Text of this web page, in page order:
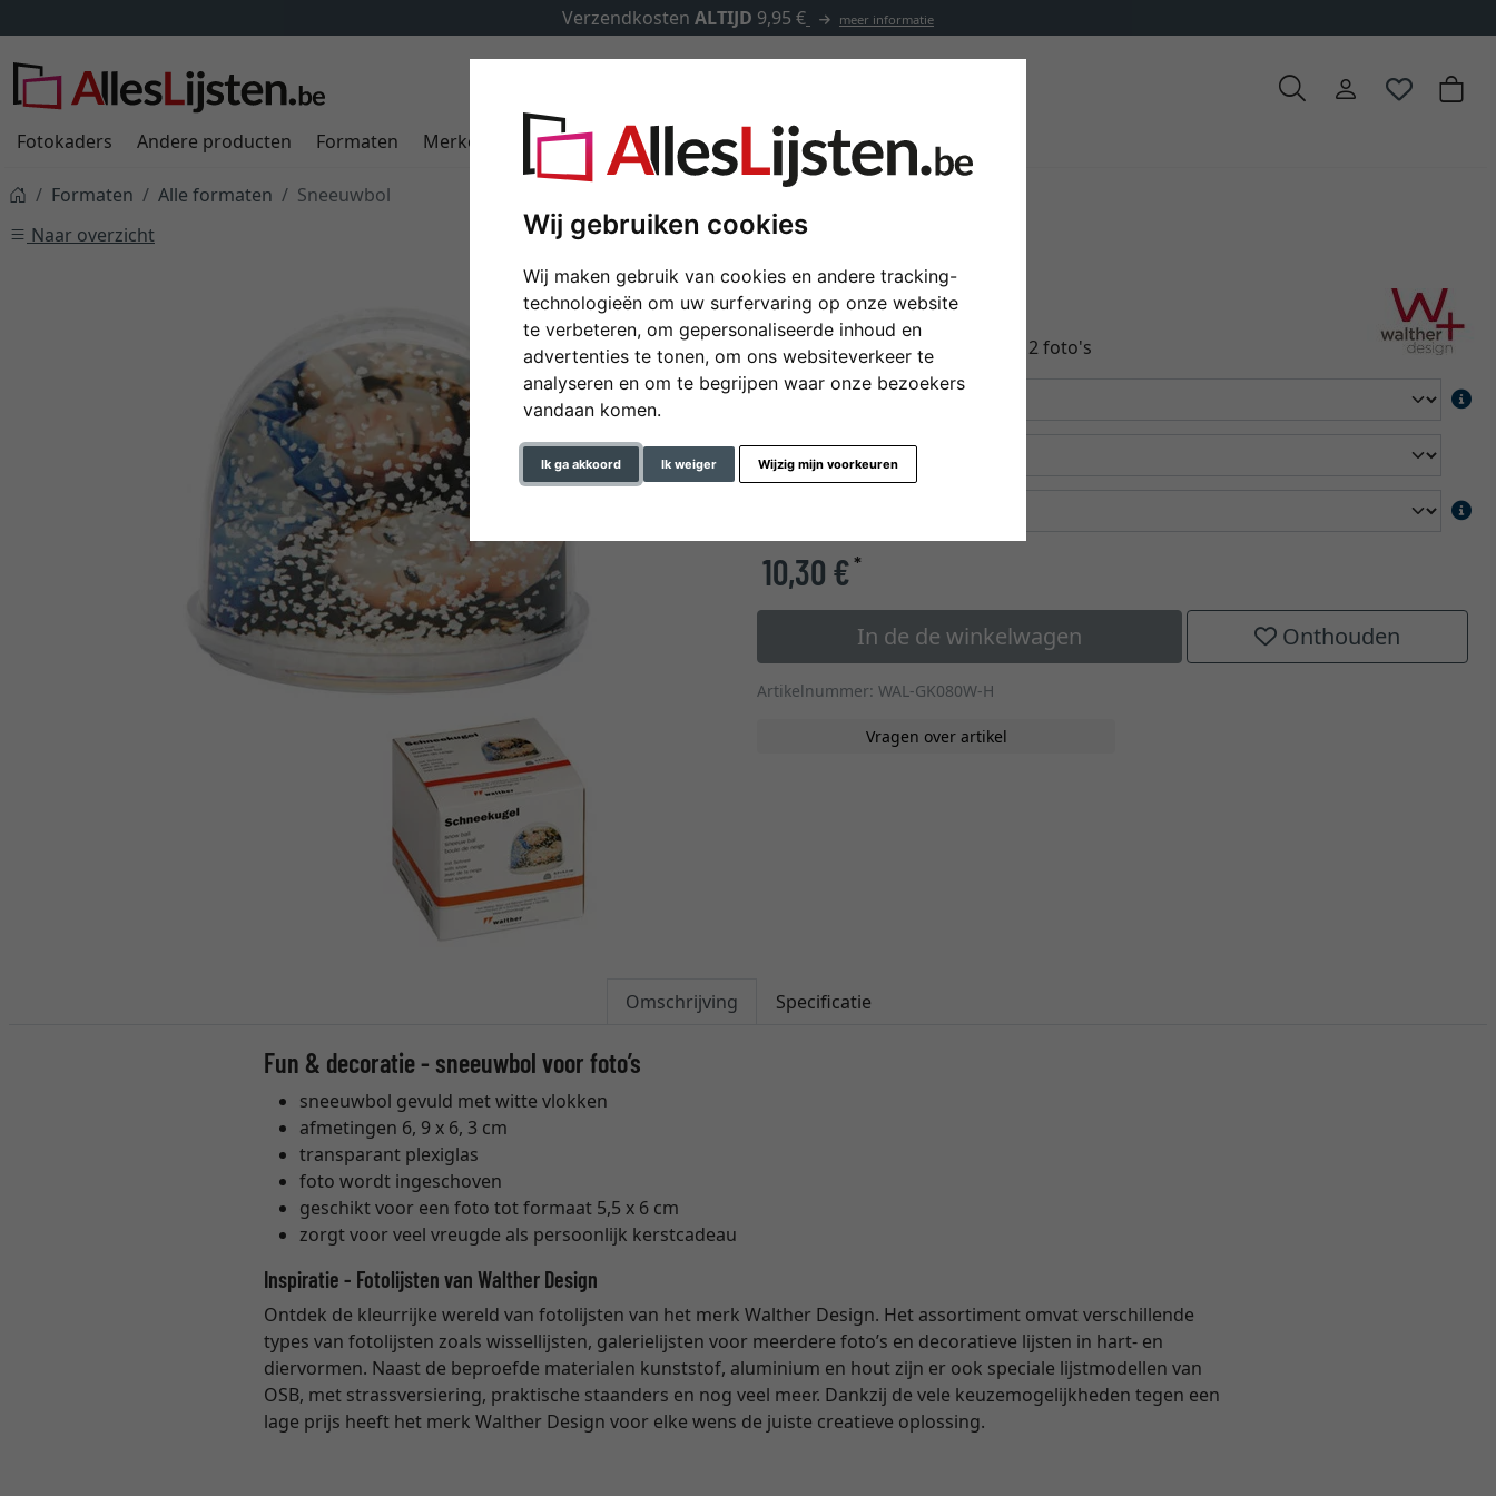
Wij gebruiken cookies
Wij maken gebruik van cookies en andere tracking-
technologieën om uw surfervaring op onze website
te verbeteren, om gepersonaliseerde inhoud en
advertenties te tonen, om ons websiteverkeer te
analyseren en om te begrijpen waar onze bezoekers
vandaan komen.
Ik ga akkoord Ik weiger Wijzig mijn voorkeuren
Verzendkosten ALTIJD 9,95 € meer informatie
Fotokaders Andere producten Formaten Merken Kaders op maat Passe-partouts Toebehoren
Formaten Alle formaten
Sneeuwbol
Naar overzicht
Sneeuwbol
Sneeuwkogel ter instoppen van 2 foto's
kleur
10,30 €*
In de de winkelwagen Onthouden
Artikelnummer: WAL-GK080W-H
Vragen over artikel
Omschrijving Specificatie
Fun & decoratie - sneeuwbol voor foto’s
sneeuwbol gevuld met witte vlokken
afmetingen 6, 9 x 6, 3 cm
transparant plexiglas
foto wordt ingeschoven
geschikt voor een foto tot formaat 5,5 x 6 cm
zorgt voor veel vreugde als persoonlijk kerstcadeau
Inspiratie - Fotolijsten van Walther Design
Ontdek de kleurrijke wereld van fotolijsten van het merk Walther Design. Het assortiment omvat verschillende
types van fotolijsten zoals wissellijsten, galerielijsten voor meerdere foto’s en decoratieve lijsten in hart- en
diervormen. Naast de beproefde materialen kunststof, aluminium en hout zijn er ook speciale lijstmodellen van
OSB, met strassversiering, praktische staanders en nog veel meer. Dankzij de vele keuzemogelijkheden tegen een
lage prijs heeft het merk Walther Design voor elke wens de juiste creatieve oplossing.